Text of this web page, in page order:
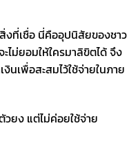
งที่เชื่อ นี่คืออุปนิสัยของชาว
ไม่ยอมให้ใครมาลิขิตได้ จึง
เพื่อสะสมไว้ใช้จ่ายในภาย
วยง แต่ไม่ค่อยใช้จ่าย